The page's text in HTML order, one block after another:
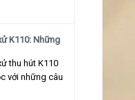
K110: Những
thu hút K110
với những câu